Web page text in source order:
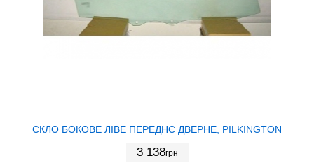
СКЛО БОКОВЕ ЛІВЕ ПЕРЕДНЄ ДВЕРНЕ, PILKINGTON
3 138грн